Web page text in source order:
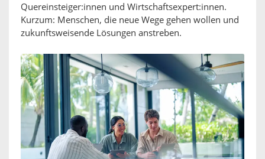
Quereinsteiger:innen und Wirtschaftsexpert:innen.
Kurzum: Menschen, die neue Wege gehen wollen und
zukunftsweisende Lösungen anstreben.